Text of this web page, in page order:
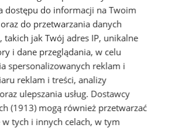
dostępu do informacji na Twoim
do przetwarzania danych
takich jak Twój adres IP, unikalne
i dane przeglądania, w celu
spersonalizowanych reklam i
reklam i treści, analizy
ulepszania usług. Dostawcy
(1913)mogą również przetwarzać
w tych i innych celach, w tym